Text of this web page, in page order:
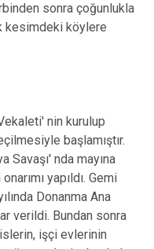
sonra çoğunlukla
kesimdeki köylere
nin kurulup
başlamıştır.
Savaşı' nda mayına
yapıldı. Gemi
Donanma Ana
verildi. Bundan sonra
işçi evlerinin